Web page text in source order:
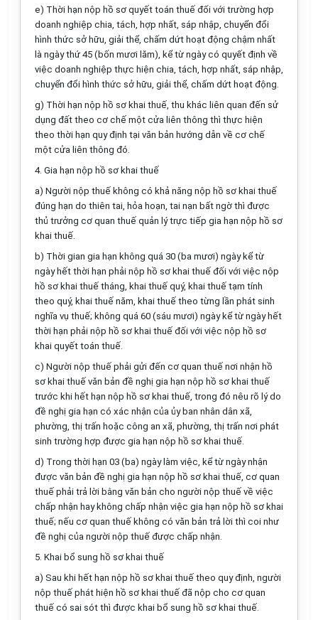
e) Thời hạn nộp hồ sơ quyết toán thuế đối với trường hợp
doanh nghiệp chia, tách, hợp nhất, sáp nhập, chuyển đổi
hình thức sở hữu, giải thể, chấm dứt hoạt động chậm nhất
là ngày thứ 45 (bốn mươi lăm), kể từ ngàycó quyết định về
việc doanh nghiệp thực hiện chia, tách, hợp nhất, sáp nhập,
chuyển đổi hình thức sở hữu, giải thể, chấm dứt hoạt động.
g) Thời hạn nộp hồ sơ khai thuế, thu khác liên quan đến sử
dụng đất theo cơ chế một cửa liên thông thì thực hiện
theo thời hạn quy định tại văn bản hướng dẫn về cơ chế
một cửa liên thông đó.
4. Gia hạn nộp hồ sơ khai thuế
a) Người nộp thuế không có khả năng nộp hồ sơ khai thuế
đúng hạn do thiên tai, hỏa hoạn, tai nạn bất ngờ thì được
thủ trưởng cơ quan thuế quản lý trực tiếp gia hạn nộp hồ sơ
khai thuế.
b) Thời gian gia hạn không quá 30 (ba mươi) ngày kể từ
ngày hết thời hạn phải nộp hồ sơ khai thuế đối với việc nộp
hồ sơ khai thuế tháng, khai thuế quý, khai thuế tạm tính
theo quý, khai thuế năm, khai thuế theo từng lần phát sinh
nghĩa vụ thuế; không quá 60 (sáu mươi) ngày kể từ ngày hết
thời hạn phải nộp hồ sơ khai thuế đối với việc nộp hồ sơ
khai quyết toán thuế.
c) Người nộp thuế phải gửi đến cơ quan thuế nơi nhận hồ
sơ khai thuế văn bản đề nghị gia hạn nộp hồ sơ khai thuế
trước khi hết hạn nộp hồ sơ khai thuế, trong đó nêu rõ lý do
đề nghị gia hạn có xác nhận của ủy ban nhân dân xã,
phường, thị trấn hoặc công an xã, phường, thị trấn nơi phát
sinh trường hợp được gia hạn nộp hồ sơ khai thuế.
d) Trong thời hạn 03 (ba) ngày làm việc, kể từ ngày nhận
được văn bản đề nghị gia hạn nộp hồ sơ khai thuế, cơ quan
thuế phải trả lời bằng văn bản cho người nộp thuế về việc
chấp nhận hay không chấp nhận việc gia hạn nộp hồ sơ khai
thuế; nếu cơ quan thuế không có văn bản trả lời thì coi như
đề nghị của người nộp thuế được chấp nhận.
5. Khai bổ sung hồ sơ khai thuế
a) Sau khi hết hạn nộp hồ sơ khai thuế theo quy định, người
nộp thuế phát hiện hồ sơ khai thuế đã nộp cho cơ quan
thuế có sai sót thì được khai bổ sung hồ sơ khai thuế.